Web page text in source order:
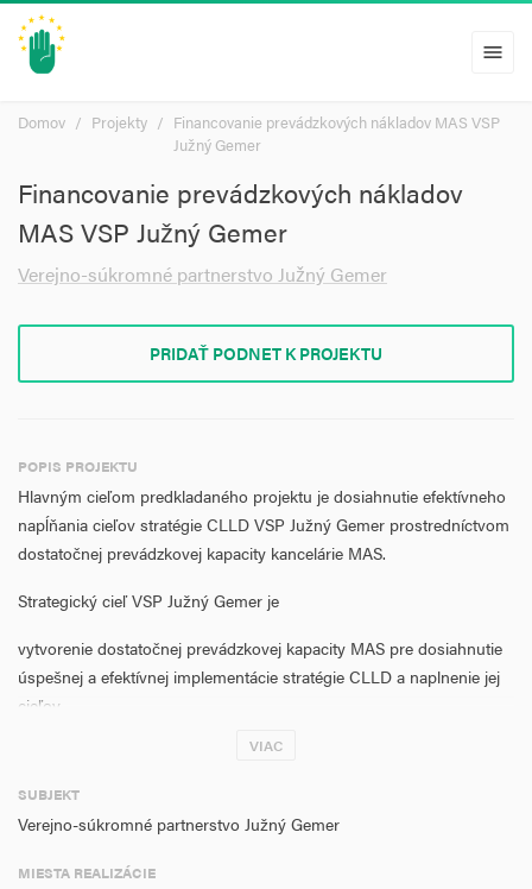
menu
Domov Projekty
Financovanie prevádzkových nákladov MAS VSP
Južný Gemer
Financovanie prevádzkových nákladov
MAS VSP Južný Gemer
Verejno-súkromné partnerstvo Južný Gemer
PRIDAŤ PODNET K PROJEKTU
POPIS PROJEKTU
Hlavným cieľom predkladaného projektu je dosiahnutie efektívneho
napĺňania cieľov stratégie CLLD VSP Južný Gemer prostredníctvom
dostatočnej prevádzkovej kapacity kancelárie MAS.
Strategický cieľ VSP Južný Gemer je
vytvorenie dostatočnej prevádzkovej kapacity MAS pre dosiahnutie
úspešnej a efektívnej implementácie stratégie CLLD a naplnenie jej
cieľov
metódy LEADER/CLLD
Prístupom zdola nahor sa dosiahne synergický účinok finančnej
rozhodovacieho procesu, t. j. do implementácie stratégie CLLD a
VIAC
SUBJEKT
Verejno-súkromné partnerstvo Južný Gemer
MIESTA REALIZÁCIE